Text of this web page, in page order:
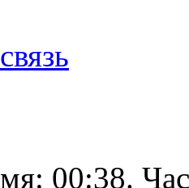
00:38.